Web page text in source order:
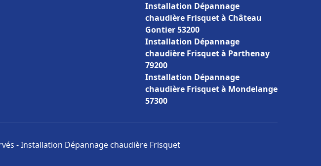
Installation Dépannage
chaudière Frisquet à Château
Gontier 53200
Installation Dépannage
chaudière Frisquet à Parthenay
79200
Installation Dépannage
chaudière Frisquet à Mondelange
57300
- Installation Dépannage chaudière Frisquet